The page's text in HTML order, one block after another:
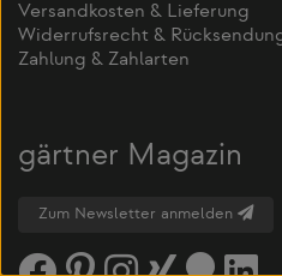
Versandkosten & Lieferung
Widerrufsrecht &
Zahlung & Zahlarten
gärtner Magazin
Zum Newsletter anmelden